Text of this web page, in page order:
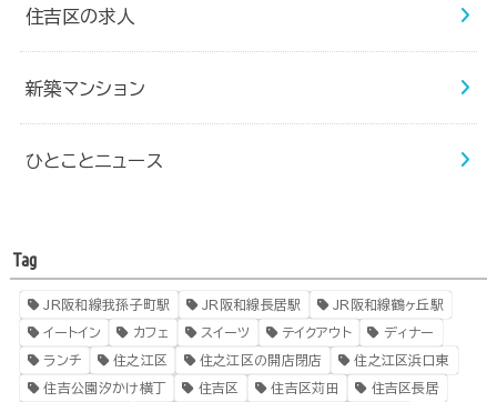
住吉区の求人
新築マンション
ひとことニュース
Tag
JR阪和線我孫子町駅 JR阪和線長居駅 JR阪和線鶴ヶ丘駅
イートイン カフェ スイーツ テイクアウト ディナー
ランチ 住之江区 住之江区の開店閉店 住之江区浜口東
住吉公園汐かけ横丁 住吉区 住吉区苅田 住吉区長居